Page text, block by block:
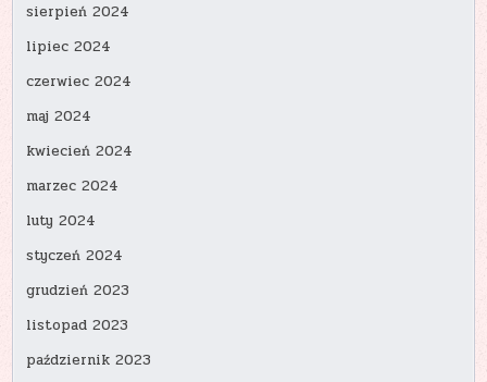
sierpień 2024
lipiec 2024
czerwiec 2024
maj 2024
kwiecień 2024
marzec 2024
luty 2024
styczeń 2024
grudzień 2023
listopad 2023
październik 2023